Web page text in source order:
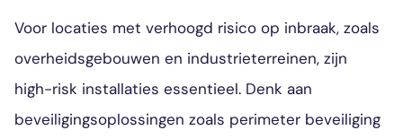
Voor locaties met verhoogd risico op inbraak, zoals
overheidsgebouwen en industrieterreinen, zijn
high-risk installaties essentieel. Denk aan
beveiligingsoplossingen zoals perimeter beveiliging